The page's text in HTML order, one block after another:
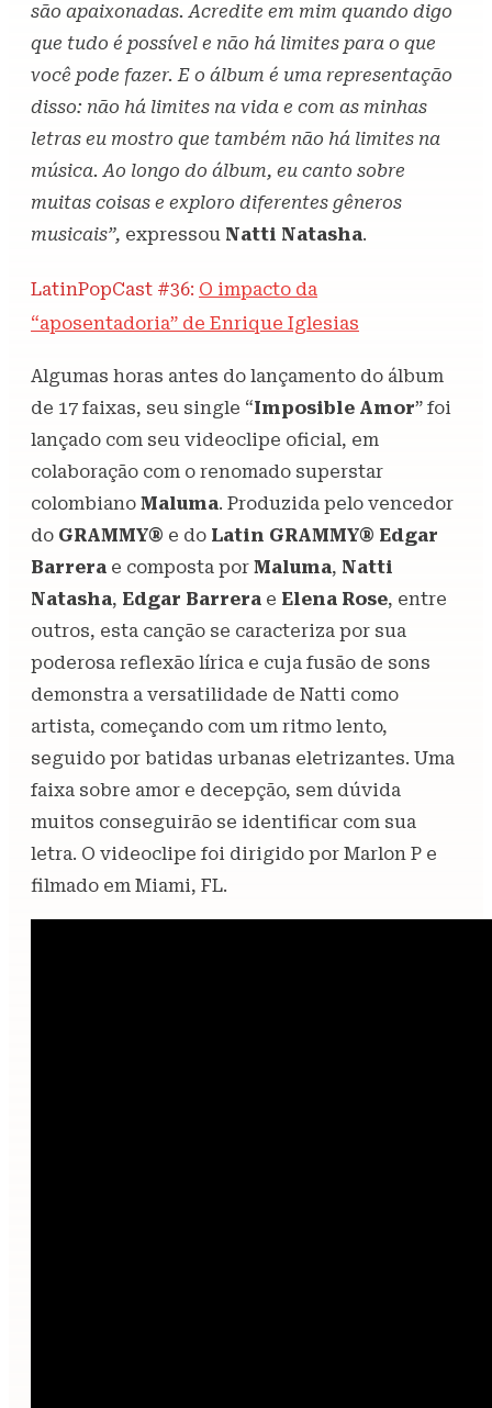
são apaixonadas. Acredite em mim quando digo
que tudo é possível e não há limites para o que
você pode fazer. E o álbum é uma representação
disso: não há limites na vida e com as minhas
letras eu mostro que também não há limites na
música. Ao longo do álbum, eu canto sobre
muitas coisas e exploro diferentes gêneros
musicais”, expressou Natti Natasha.
LatinPopCast #36: O impacto da
“aposentadoria” de Enrique Iglesias
Algumas horas antes do lançamento do álbum
de 17 faixas, seu single “Imposible Amor” foi
lançado com seu videoclipe oficial, em
colaboração com o renomado superstar
colombiano Maluma. Produzida pelo vencedor
do GRAMMY® e do Latin GRAMMY® Edgar
Barrera e composta por Maluma, Natti
Natasha, Edgar Barrera e Elena Rose, entre
outros, esta canção se caracteriza por sua
poderosa reflexão lírica e cuja fusão de sons
demonstra a versatilidade de Natti como
artista, começando com um ritmo lento,
seguido por batidas urbanas eletrizantes. Uma
faixa sobre amor e decepção, sem dúvida
muitos conseguirão se identificar com sua
letra. O videoclipe foi dirigido por Marlon P e
filmado em Miami, FL.